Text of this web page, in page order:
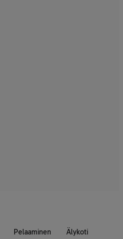
Pelaaminen Älykoti